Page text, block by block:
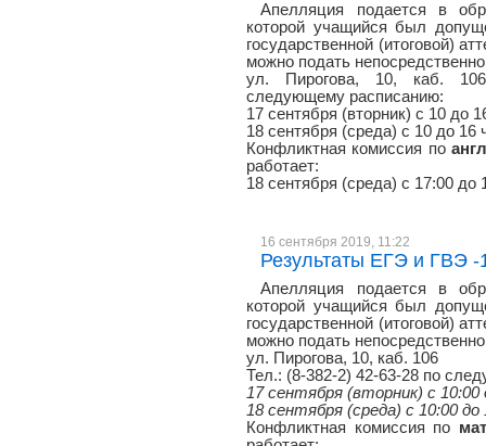
Апелляция подается в
которой учащийся был
государственной (итоговой)
можно подать
ул. Пирогова, 10, каб.
следующему расписанию:
17 сентября (вторник) с 10 до
18 сентября (среда) с 10 до 16
Конфликтная комиссия по
работает:
18 сентября (среда) с 17:00 до
16 сентября 2019, 11:22
Результаты ЕГЭ и ГВЭ -
Апелляция подается в
которой учащийся был
государственной (итоговой)
можно подать
ул. Пирогова, 10, каб. 106
Тел.: (8-382-2) 42-63-28 по
17 сентября (вторник) с 10:00
18 сентября (среда) с 10:00 до
Конфликтная комиссия по